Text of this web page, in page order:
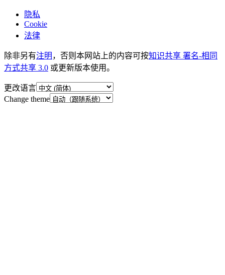
隐私
Cookie
法律
除非另有注明 ，否则本网站上的内容可按知识共享 署名-相同
方式共享 3.0 或更新版本使用。
更改语言
Change theme